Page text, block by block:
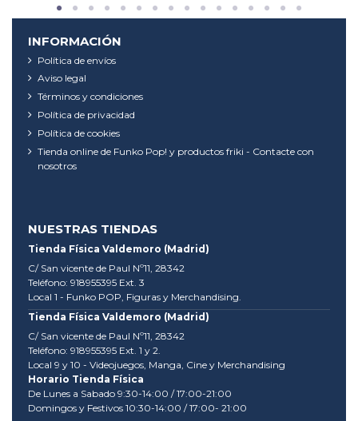
INFORMACIÓN
Política de envíos
Aviso legal
Términos y condiciones
Política de privacidad
Política de cookies
Tienda online de Funko Pop! y productos friki - Contacte con
nosotros
NUESTRAS TIENDAS
Tienda Física Valdemoro (Madrid)
C/ San vicente de Paul Nº11, 28342
Teléfono: 918955395 Ext. 3
Local 1 - Funko POP, Figuras y Merchandising.
Tienda Física Valdemoro (Madrid)
C/ San vicente de Paul Nº11, 28342
Teléfono: 918955395 Ext. 1 y 2.
Local 9 y 10 - Videojuegos, Manga, Cine y Merchandising
Horario Tienda Física
De Lunes a Sabado 9:30-14:00 / 17:00-21:00
Domingos y Festivos 10:30-14:00 / 17:00- 21:00